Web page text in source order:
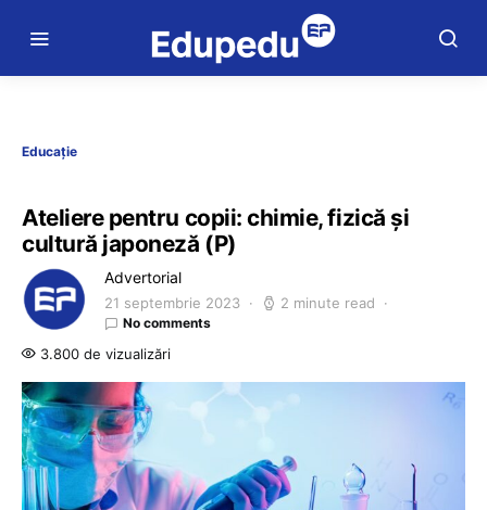
Educație
Ateliere pentru copii: chimie, fizică și
cultură japoneză (P)
Advertorial
21 septembrie 2023 2 minute read
No comments
3.800 de vizualizări